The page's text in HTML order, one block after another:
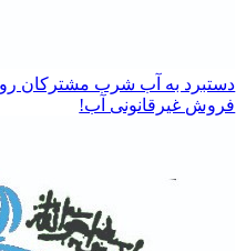
دستبرد به آب شرب مشترکان
فروش غیرقانونی آب!